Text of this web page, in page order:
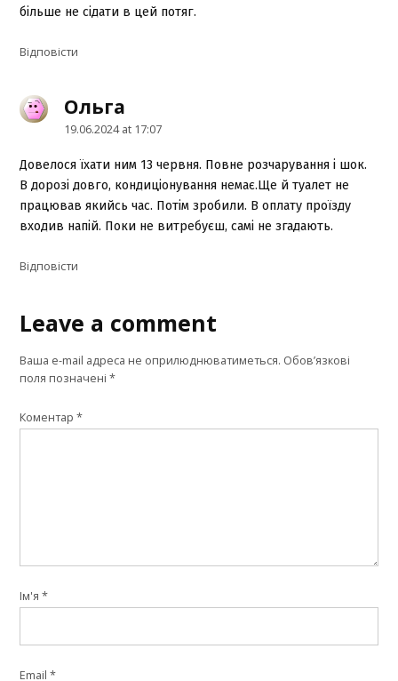
більше не сідати в цей потяг.
Відповіcти
Ольгаsays:
19.06.2024 at 17:07
Довелося їхати ним 13 червня. Повне розчарування і шок.
В дорозі довго, кондиціонування немає.Ще й туалет не
працював якийсь час. Потім зробили. В оплату проїзду
входив напій. Поки не витребуєш, самі не згадають.
Відповіcти
Leave
comment
Ваша e-mail адреса не оприлюднюватиметься. Обов’язкові
поля позначені*
Коментар*
Ім'я*
Email*
Leave a comment